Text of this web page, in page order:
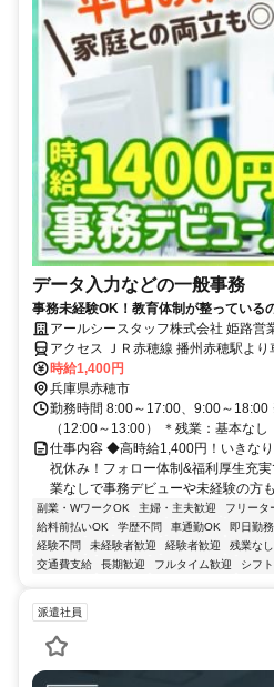
データ入力などの一般事務
事務未経験OK！教育体制が整っている
＆土日祝休み！男女活躍中◎
アールシースタッフ株式会社 姫路営
アクセス ＪＲ赤穂線 播州赤穂駅よ
OK
時給1,400円
兵庫県赤穂市
勤務時間 8:00～17:00、9:00～
（12:00～13:00） ＊残業：基本な
仕事内容 ◆高時給1,400円！いきな
祝休み！フォロー体制&福利厚生充
業なしで事務デビューや未経験の方
副業・WワークOK 主婦・主夫歓迎 フリータ
給料前払いOK
学歴不問 車通勤OK 即日勤
経験不問
未経験者歓迎 経験者歓迎 残業なし
交通費支給
長期歓迎 フルタイム歓迎 シフ
派遣社員